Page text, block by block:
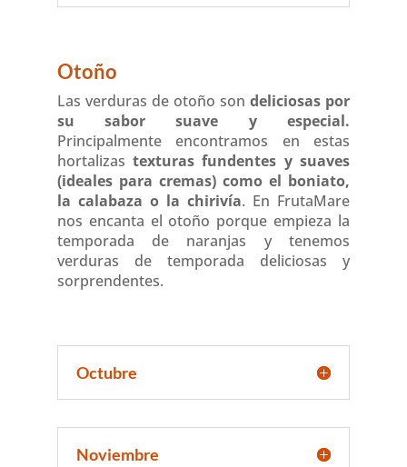
Otoño
Las verduras de otoño sondeliciosas por
su sabor suave y especial.
Principalmente encontramos en estas
hortalizastexturas fundentes y suaves
(ideales para cremas) como el boniato,
la calabaza o la chirivía. En FrutaMare
nos encanta el otoño porque empieza la
temporada de naranjas y tenemos
verduras de temporada deliciosas y
sorprendentes.
Octubre
Noviembre